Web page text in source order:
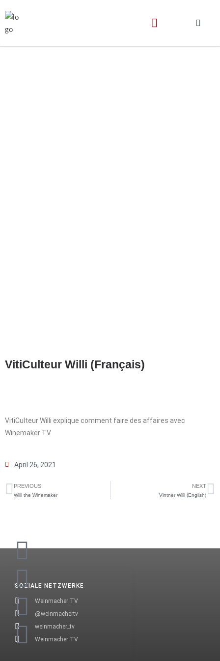
VitiCulteur Willi (Français)
VitiCulteur Willi explique comment faire des affaires avec
Winemaker TV.
April 26, 2021
PREVIOUS
Willi the Winemaker
NEXT
Vintner Willi (English)
SOZIALE NETZWERKE
Weinmacher TV
@weinmachertv
weinmacher_tv
Weinmacher TV